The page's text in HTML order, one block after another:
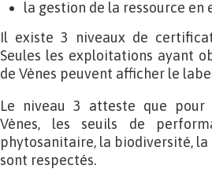
la gestion de la ressource en
Il existe 3 niveaux de
Seules les exploitations ayant
de Vènes peuvent afficher le
Le niveau 3 atteste que pour
Vènes, les seuils de
phytosanitaire, la biodiversité,
sont respectés.